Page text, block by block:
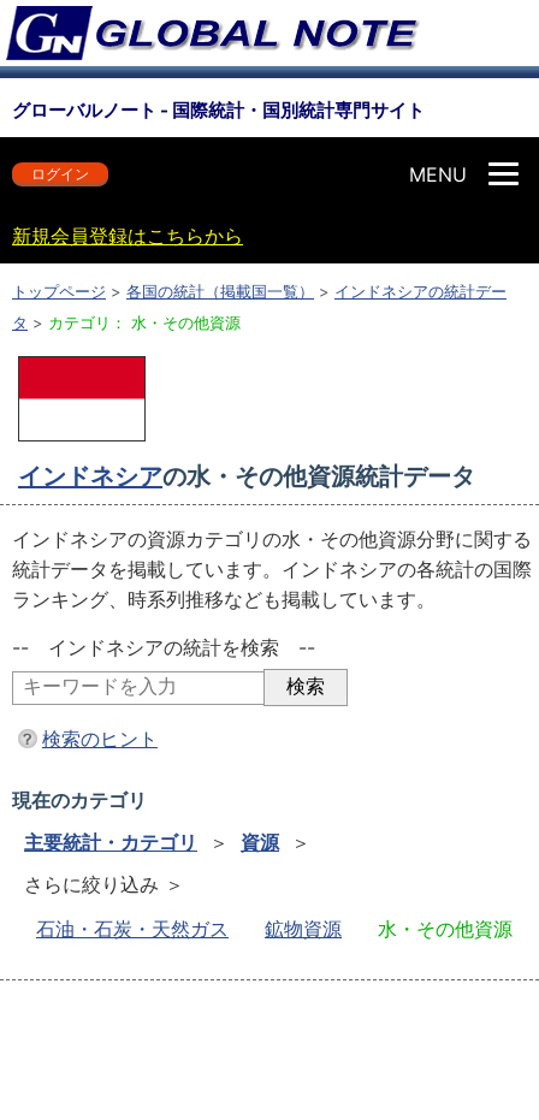
グローバルノート - 国際統計・国別統計専門サイト
MENU
ログイン
新規会員登録はこちらから
トップページ > 各国の統計（掲載国一覧） > インドネシアの統計デー
タ > カテゴリ： 水・その他資源
インドネシアの水・その他資源統計データ
インドネシアの資源カテゴリの水・その他資源分野に関する
統計データを掲載しています。インドネシアの各統計の国際
ランキング、時系列推移なども掲載しています。
-- インドネシアの統計を検索 --
検索のヒント
現在のカテゴリ
主要統計・カテゴリ
＞ 資源＞
さらに絞り込み ＞
石油・石炭・天然ガス
鉱物資源 水・その他資源